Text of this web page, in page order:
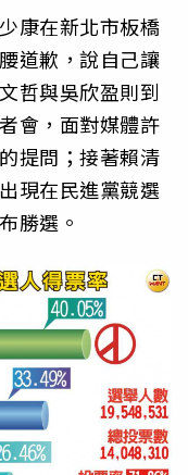
康在新北市板橋
道歉，說自己讓
哲與吳欣盈則到
會，面對媒體許
提問；接著賴清
現在民進黨競選
勝選。